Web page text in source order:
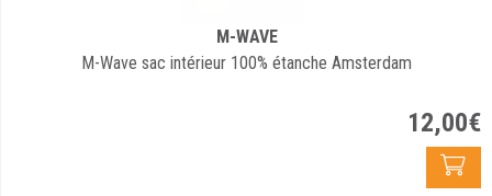
M-WAVE
M-Wave sac intérieur 100% étanche Amsterdam
12,00€